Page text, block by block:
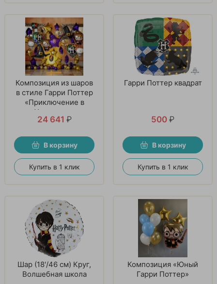
Композиция из шаров
в стиле Гарри Поттер
«Приключение в
Хогвартсе»
24 641 ₽
В корзину
Купить в 1 клик
Гарри Поттер квадрат
500 ₽
В корзину
Купить в 1 клик
Шар (18'/46 см) Круг,
Волшебная школа
Композиция «Юный
Гарри Поттер»